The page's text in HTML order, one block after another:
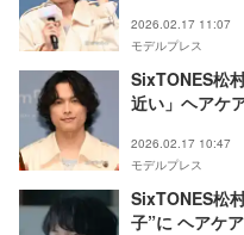
2026.02.17 11:07
モデルプレス
SixTONES松
近い」ヘアケ
2026.02.17 10:47
モデルプレス
SixTONES松
子”に ヘアケ